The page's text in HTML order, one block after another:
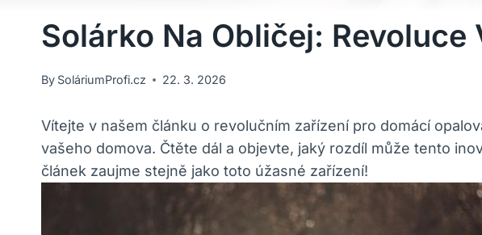
Solárko Na Obličej: Revoluce
By SoláriumProfi.cz 22. 3. 2026
Vítejte v našem článku o revolučním zařízení pro domácí
vašeho domova. Čtěte dál a objevte, jaký rozdíl může tento
článek zaujme stejně jako toto úžasné zařízení!